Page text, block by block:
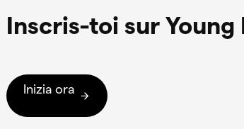
Inscris-toi sur
Inizia ora